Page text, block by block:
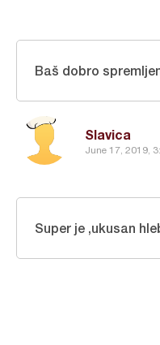
Slavica
June 17, 2019,
Baš dobro
Super je ,ukusan